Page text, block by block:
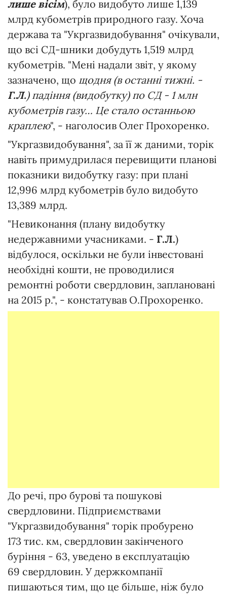
лише вісім), було видобуто лише 1,139
млрд кубометрів природного газу. Хоча
держава та "Укргазвидобування" очікували,
що всі СД-шники добудуть 1,519 млрд
кубометрів. "Мені надали звіт, у якому
зазначено, що щодня (в останні тижні. -
Г.Л.) падіння (видобутку) по СД - 1 млн
кубометрів газу… Це стало останньою
краплею", - наголосив Олег Прохоренко.
"Укргазвидобування", за її ж даними, торік
навіть примудрилася перевищити планові
показники видобутку газу: при плані
12,996 млрд кубометрів було видобуто
13,389 млрд.
"Невиконання (плану видобутку
недержавними учасниками. - Г.Л.)
відбулося, оскільки не були інвестовані
необхідні кошти, не проводилися
ремонтні роботи свердловин, заплановані
на 2015 р.", - констатував О.Прохоренко.
До речі, про бурові та пошукові
свердловини. Підприємствами
"Укргазвидобування" торік пробурено
173 тис. км, свердловин закінченого
буріння - 63, уведено в експлуатацію
69 свердловин. У держкомпанії
пишаються тим, що це більше, ніж було